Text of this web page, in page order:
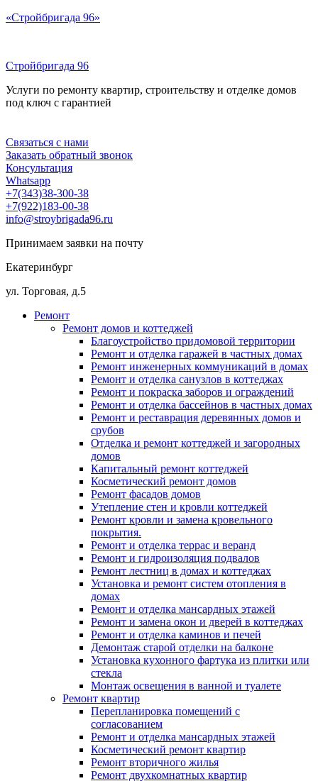
Перейти
«Стройбригада 96»
Стройбригада 96
Услуги по ремонту квартир, строительству и отделке домов
под ключ с гарантией
Связаться с нами
Заказать обратный звонок
Консультация
Whatsapp
+7(343)38-300-38
+7(922)183-00-38
info@stroybrigada96.ru
Принимаем заявки на почту
Екатеринбург
ул. Торговая, д.5
Ремонт
Ремонт домов и коттеджей
Благоустройство придомовой территории
Ремонт и отделка гаражей в частных домах
Ремонт инженерных коммуникаций в домах
Ремонт и отделка санузлов в коттеджах
Ремонт и покраска заборов и ограждений
Ремонт и отделка бассейнов в частных домах
Ремонт и реставрация деревянных домов и
срубов
Отделка и ремонт коттеджей и загородных
домов
Капитальный ремонт коттеджей
Косметический ремонт домов
Ремонт фасадов домов
Утепление стен и кровли коттеджей
Ремонт кровли и замена кровельного
покрытия.
Ремонт и отделка террас и веранд
Ремонт и гидроизоляция подвалов
Ремонт лестниц в домах и коттеджах
Установка и ремонт систем отопления в
домах
Ремонт и отделка мансардных этажей
Ремонт и замена окон и дверей в коттеджах
Ремонт и отделка каминов и печей
Демонтаж старой отделки на балконе
Установка кухонного фартука из плитки или
стекла
Монтаж освещения в ванной и туалете
Ремонт квартир
Перепланировка помещений с
согласованием
Ремонт и отделка мансардных этажей
Косметический ремонт квартир
Ремонт вторичного жилья
Ремонт двухкомнатных квартир